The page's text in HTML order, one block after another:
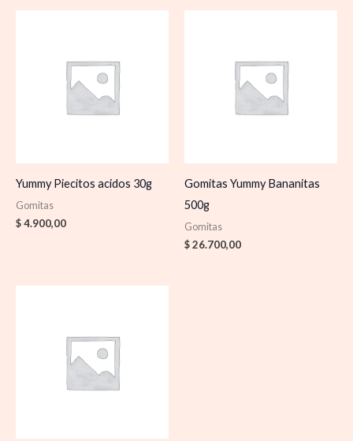
Yummy Piecitos acidos 30g
Gomitas
$4.900,00
Gomitas Yummy Bananitas
500g
Gomitas
$26.700,00